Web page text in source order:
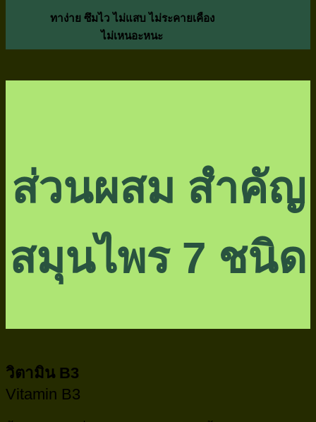
ทาง่าย ซึมไว ไม่แสบ ไม่ระคายเคือง
ไม่เหนอะหนะ
ส่วนผสม สำคัญ
สมุนไพร 7 ชนิด
วิตามิน B3
Vitamin B3